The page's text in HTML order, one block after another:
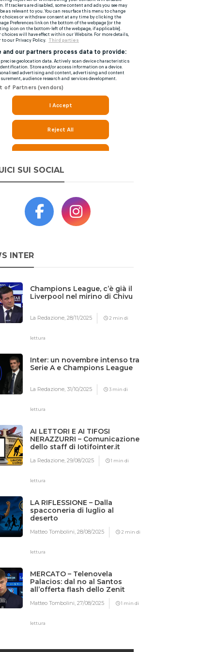
SUI SOCIAL
INTER
Champions League, c’è già il
Liverpool nel mirino di Chivu
La Redazione,28/11/2025 2 min di
lettura
Inter: un novembre intenso tra
Serie A e Champions League
La Redazione,31/10/2025 3 min di
lettura
AI LETTORI E AI TIFOSI
NERAZZURRI – Comunicazione
dello staff di Iotifointer.it
La Redazione,29/08/2025 1 min di
lettura
LA RIFLESSIONE – Dalla
spacconeria di luglio al
deserto
Matteo Tombolini,28/08/2025 2 min di
lettura
MERCATO – Telenovela
Palacios: dal no al Santos
all’offerta flash dello Zenit
Matteo Tombolini,27/08/2025 1 min di
lettura